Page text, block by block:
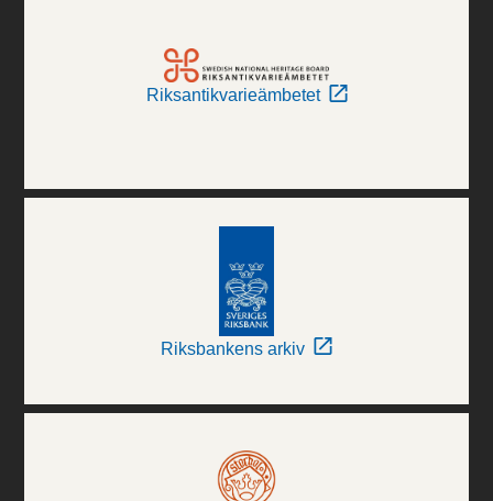
Riksantikvarieämbetet
Riksbankens arkiv